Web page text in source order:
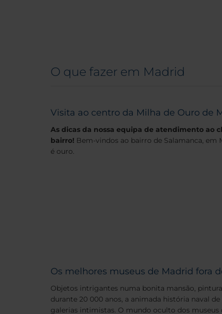
O que fazer em Madrid
Visita ao centro da Milha de Ouro de
As dicas da nossa equipa de atendimento ao
bairro! Bem-vindos ao bairro de Salamanca, em
é ouro.
Os melhores museus de Madrid fora
Objetos intrigantes numa bonita mansão,
durante 20 000 anos, a animada história naval
galerias intimistas. O mundo oculto dos museus